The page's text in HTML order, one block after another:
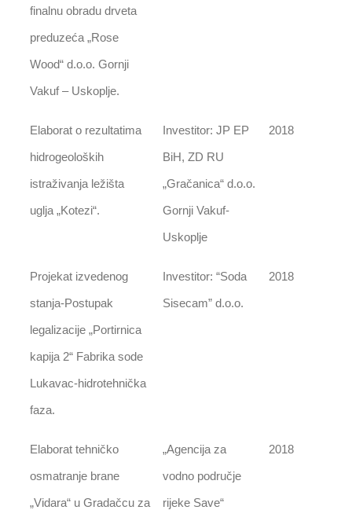
finalnu obradu drveta
preduzeća „Rose
Wood“ d.o.o. Gornji
Vakuf – Uskoplje.
Elaborat o rezultatima
hidrogeoloških
istraživanja ležišta
uglja „Kotezi“.
Investitor: JP EP
BiH, ZD RU
„Gračanica“ d.o.o.
Gornji Vakuf-
Uskoplje
2018
Projekat izvedenog
stanja-Postupak
legalizacije „Portirnica
kapija 2“ Fabrika sode
Lukavac-hidrotehnička
faza.
Investitor: “Soda
Sisecam” d.o.o.
2018
Elaborat tehničko
osmatranje brane
„Vidara“ u Gradačcu za
„Agencija za
vodno područje
rijeke Save“
2018